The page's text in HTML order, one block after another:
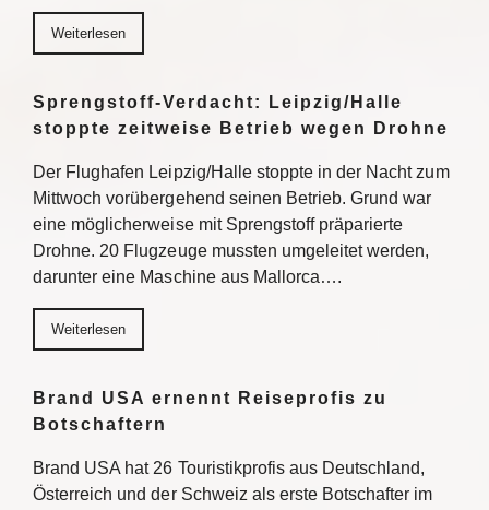
Weiterlesen
Sprengstoff-Verdacht: Leipzig/Halle
stoppte zeitweise Betrieb wegen Drohne
Der Flughafen Leipzig/Halle stoppte in der Nacht zum
Mittwoch vorübergehend seinen Betrieb. Grund war
eine möglicherweise mit Sprengstoff präparierte
Drohne. 20 Flugzeuge mussten umgeleitet werden,
darunter eine Maschine aus Mallorca….
Weiterlesen
Brand USA ernennt Reiseprofis zu
Botschaftern
Brand USA hat 26 Touristikprofis aus Deutschland,
Österreich und der Schweiz als erste Botschafter im